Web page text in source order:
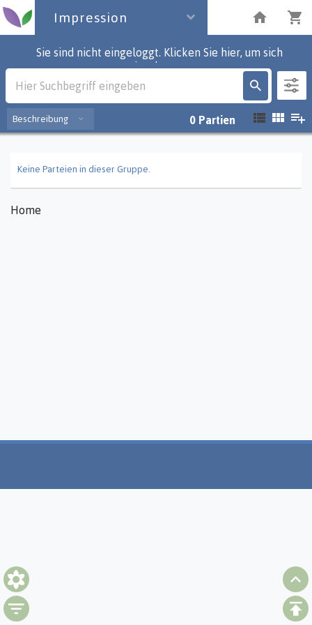
Impression
Sie sind nicht eingeloggt. Klicken Sie hier, um sich
einzuloggen.
Impression
Beschreibung 0 Partien
Keine Parteien in dieser Gruppe.
Home